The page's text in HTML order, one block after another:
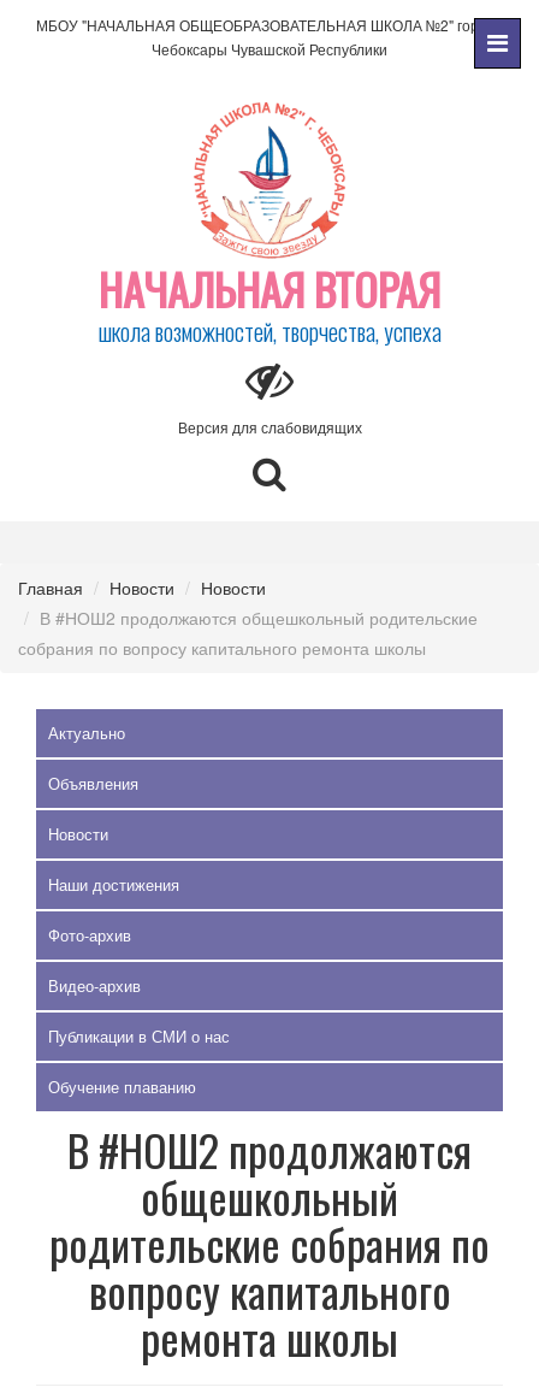
МБОУ "НАЧАЛЬНАЯ ОБЩЕОБРАЗОВАТЕЛЬНАЯ ШКОЛА №2" города
Чебоксары Чувашской Республики
НАЧАЛЬНАЯ ВТОРАЯ
школа возможностей, творчества, успеха
Версия для слабовидящих
Главная Новости
Новости
В #НОШ2 продолжаются общешкольный родительские
собрания по вопросу капитального ремонта школы
Актуально
Объявления
Новости
Наши достижения
Фото-архив
Видео-архив
Публикации в СМИ о нас
Обучение плаванию
В #НОШ2 продолжаются
общешкольный
родительские собрания по
вопросу капитального
ремонта школы